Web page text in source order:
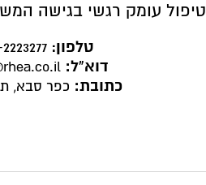
טיפול עומק רגשי בגישה
טלפון:
דוא"ל:
כתובת: כפר סבא,